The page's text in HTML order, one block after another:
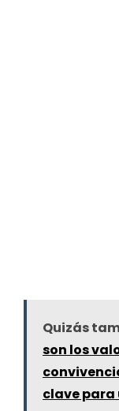
Quizás
son los
clave para